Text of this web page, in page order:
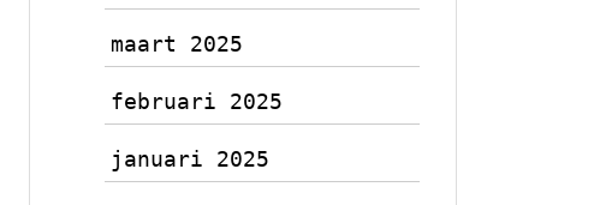
maart 2025
februari 2025
januari 2025